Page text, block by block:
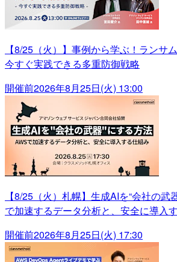
【8/25（火）】事例から学ぶ！ランサ
今すぐ実践できる多重防御戦略
開催前2026年8月25日(火) 13:00
【8/25（火）札幌】生成AIを“会社の武
で加速するデータ分析と、安全に導入
開催前2026年8月25日(火) 17:30